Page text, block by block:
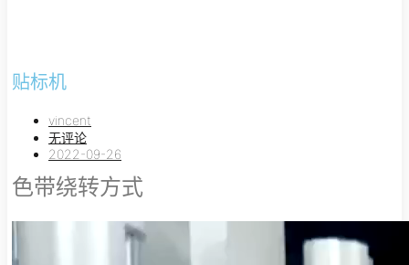
贴标机
vincent
无评论
2022-09-26
色带绕转方式